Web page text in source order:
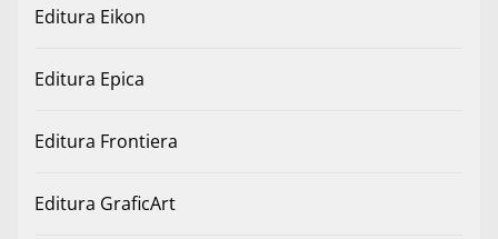
Editura Eikon
Editura Epica
Editura Frontiera
Editura GraficArt